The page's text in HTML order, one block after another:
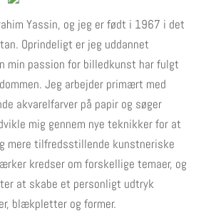
Yassin, og jeg er født i 1967 i det
Oprindeligt er jeg uddannet
min passion for billedkunst har fulgt
Jeg arbejder primært med
akvarelfarver på papir og søger
mig gennem nye teknikker for at
mere tilfredsstillende kunstneriske
kredser om forskellige temaer, og
at skabe et personligt udtryk
blækpletter og former.